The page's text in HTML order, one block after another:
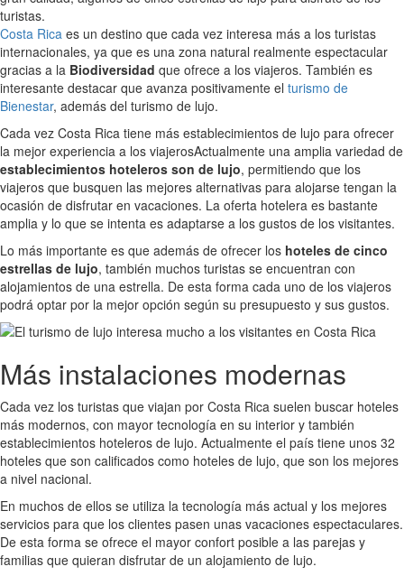
turistas.
Costa Rica es un destino que cada vez interesa más a los turistas
internacionales, ya que es una zona natural realmente espectacular
gracias a la Biodiversidad que ofrece a los viajeros. También es
interesante destacar que avanza positivamente el turismo de
Bienestar, además del turismo de lujo.
Cada vez Costa Rica tiene más establecimientos de lujo para ofrecer
la mejor experiencia a los viajerosActualmente una amplia variedad de
establecimientos hoteleros son de lujo, permitiendo que los
viajeros que busquen las mejores alternativas para alojarse tengan la
ocasión de disfrutar en vacaciones. La oferta hotelera es bastante
amplia y lo que se intenta es adaptarse a los gustos de los visitantes.
Lo más importante es que además de ofrecer los hoteles de cinco
estrellas de lujo, también muchos turistas se encuentran con
alojamientos de una estrella. De esta forma cada uno de los viajeros
podrá optar por la mejor opción según su presupuesto y sus gustos.
Más instalaciones modernas
Cada vez los turistas que viajan por Costa Rica suelen buscar hoteles
más modernos, con mayor tecnología en su interior y también
establecimientos hoteleros de lujo. Actualmente el país tiene unos 32
hoteles que son calificados como hoteles de lujo, que son los mejores
a nivel nacional.
En muchos de ellos se utiliza la tecnología más actual y los mejores
servicios para que los clientes pasen unas vacaciones espectaculares.
De esta forma se ofrece el mayor confort posible a las parejas y
familias que quieran disfrutar de un alojamiento de lujo.